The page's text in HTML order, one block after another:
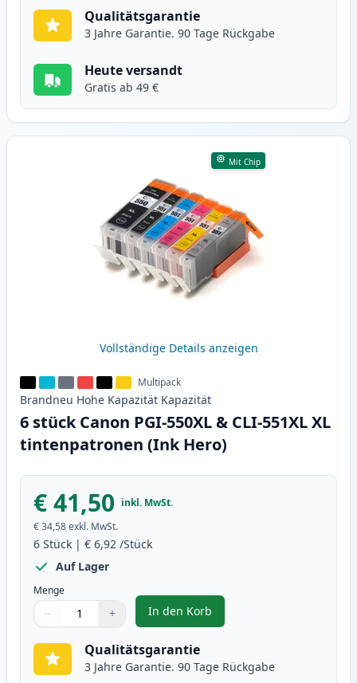
Qualitätsgarantie
3 Jahre Garantie. 90 Tage Rückgabe
Heute versandt
Gratis ab 49 €
Mit Chip
Vollständige Details anzeigen
Multipack
Brandneu Hohe Kapazität Kapazität
6 stück Canon PGI-550XL & CLI-551XL XL
tintenpatronen (Ink Hero)
€ 41,50 inkl. MwSt.
€ 34,58exkl. MwSt.
6 Stück | € 6,92 /Stück
Auf Lager
Menge
Verwenden Sie die Tasten, um anzupassen
− +
1
In den Korb
, 6 stück Canon PGI-550XL &
Qualitätsgarantie
3 Jahre Garantie. 90 Tage Rückgabe